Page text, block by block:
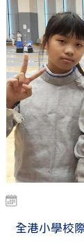
全港小學校